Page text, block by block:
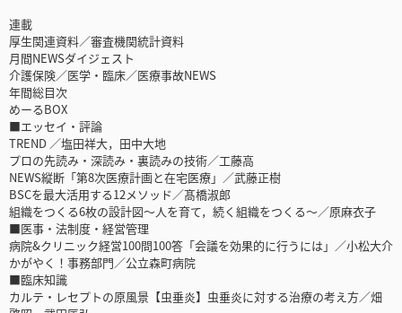
連載
厚生関連資料／審査機関統計資料
月間NEWSダイジェスト
介護保険／医学・臨床／医療事故NEWS
年間総目次
めーるBOX
■エッセイ・評論
TREND ／塩田祥大，田中大地
プロの先読み・深読み・裏読みの技術／工藤高
NEWS縦断「第8次医療計画と在宅医療」／武藤正樹
BSCを最大活用する12メソッド／髙橋淑郎
組織をつくる6枚の設計図～人を育て，続く組織をつくる～／原麻衣子
■医事・法制度・経営管理
病院&クリニック経営100問100答「会議を効果的に行うには」／小松大介
かがやく！事務部門／公立森町病院
■臨床知識
カルテ・レセプトの原風景【虫垂炎】虫垂炎に対する治療の考え方／畑